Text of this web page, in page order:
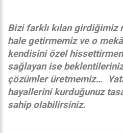
Bizi farklı kılan girdiğimiz
hale getirmemiz ve o
kendisini özel
sağlayan ise
çözümler üretmemiz…
hayallerini kurduğunuz
sahip olabilirsiniz.